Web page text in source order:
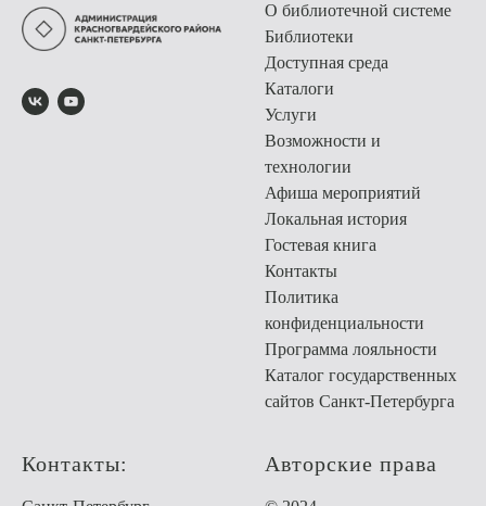
О библиотечной системе
Библиотеки
Доступная среда
Каталоги
Услуги
Возможности и
технологии
Афиша мероприятий
Локальная история
Гостевая книга
Контакты
Политика
конфиденциальности
Программа лояльности
Каталог государственных
сайтов Санкт-Петербурга
Контакты: Авторские права